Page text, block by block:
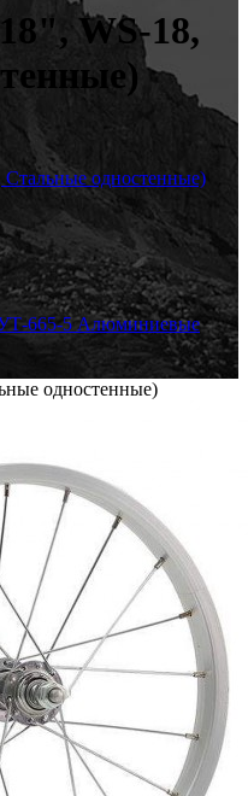
WS-18,
одностенные)
665-5 Алюминиевые
одностенные)